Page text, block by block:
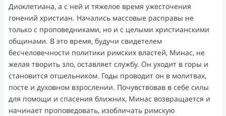
Диоклетиана, а с ней и тяжелое время ужесточения
гонений христиан. Начались массовые расправы не
только с проповедниками, но и с целыми христианскими
общинами. В это время, будучи свидетелем
бесчеловечности политики римских властей, Минас, не
желая творить зло, оставляет службу. Он уходит в горы и
становится отшельником. Годы проводит он в молитвах,
посте и духовном взрослении. Почувствовав в себе силы
для помощи и спасения ближних, Минас возвращается и
начинает проповедовать, изобличать римскую